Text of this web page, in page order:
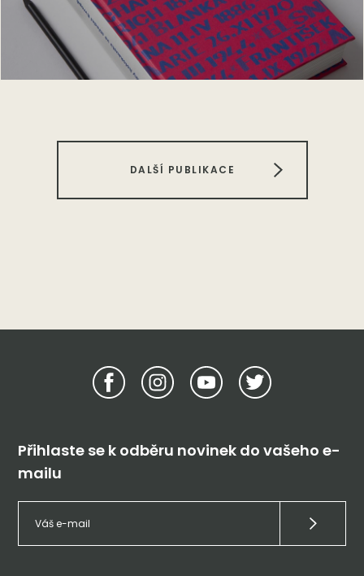
DALŠÍ PUBLIKACE
Přihlaste se k odběru novinek do vašeho e-
mailu